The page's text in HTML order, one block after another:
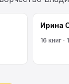
Ирина
16 книг ·